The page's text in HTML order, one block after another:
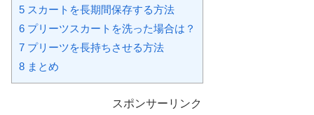
5 スカートを長期間保存する方法
6 プリーツスカートを洗った場合は？
7 プリーツを長持ちさせる方法
8 まとめ
スポンサーリンク